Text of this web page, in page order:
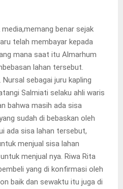
benar sejak
telah membayar kepada
mana saat itu Almarhum
lahan tersebut.
sebagai juru kapling
Salmiati selaku ahli waris
bahwa masih ada sisa
sudah di bebaskan oleh
ada sisa lahan tersebut,
menjual sisa lahan
menjual nya. Riwa Rita
yang di konfirmasi oleh
baik dan sewaktu itu juga di